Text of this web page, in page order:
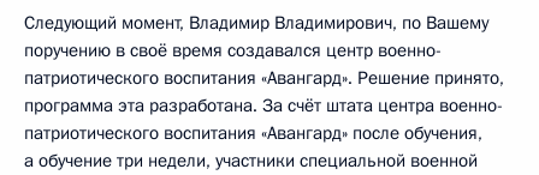
Следующий момент, Владимир Владимирович, по Вашему
поручению в своё время создавался центр военно-
патриотического воспитания «Авангард». Решение принято,
программа эта разработана. За счёт штата центра военно-
патриотического воспитания «Авангард» после обучения,
а обучение три недели, участники специальной военной